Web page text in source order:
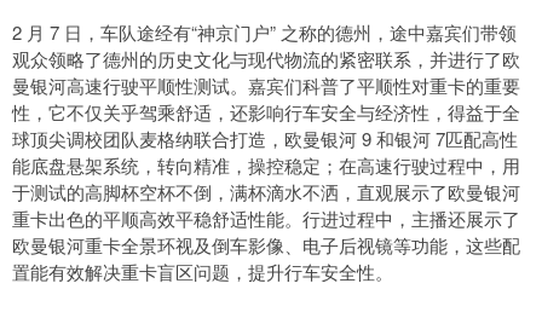
2 月 7 日，车队途经有“神京门户” 之称的德州，途中嘉宾们带领
观众领略了德州的历史文化与现代物流的紧密联系，并进行了欧
曼银河高速行驶平顺性测试。嘉宾们科普了平顺性对重卡的重要
性，它不仅关乎驾乘舒适，还影响行车安全与经济性，得益于全
球顶尖调校团队麦格纳联合打造，欧曼银河 9 和银河 7匹配高性
能底盘悬架系统，转向精准，操控稳定；在高速行驶过程中，用
于测试的高脚杯空杯不倒，满杯滴水不洒，直观展示了欧曼银河
重卡出色的平顺高效平稳舒适性能。行进过程中，主播还展示了
欧曼银河重卡全景环视及倒车影像、电子后视镜等功能，这些配
置能有效解决重卡盲区问题，提升行车安全性。